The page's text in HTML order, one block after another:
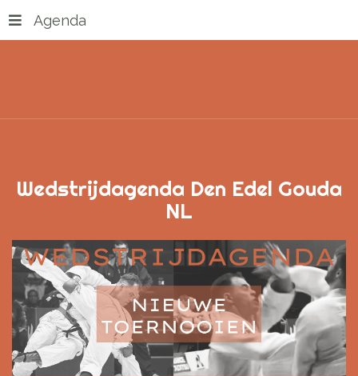
Agenda
Wedstrijdagenda Den Edel Gouda
NL